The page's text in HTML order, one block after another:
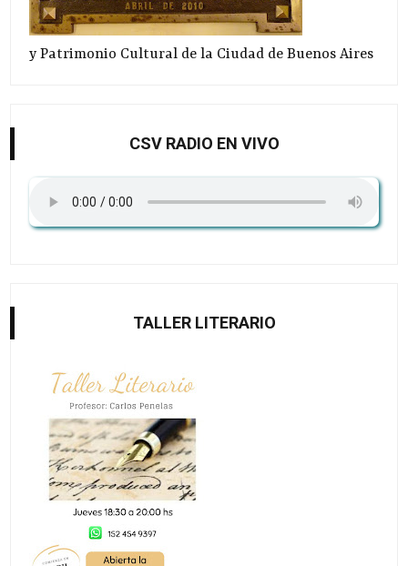
y Patrimonio Cultural de la Ciudad de Buenos Aires
CSV RADIO EN VIVO
TALLER LITERARIO